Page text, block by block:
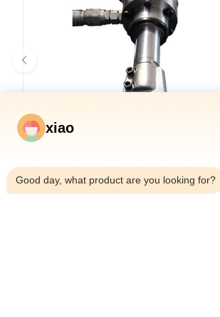
トンネルボーリングマシン用OEMダブルシ
ールドTBMテレスコピック油圧シリンダー
xiao
Good day, what product are you looking for?